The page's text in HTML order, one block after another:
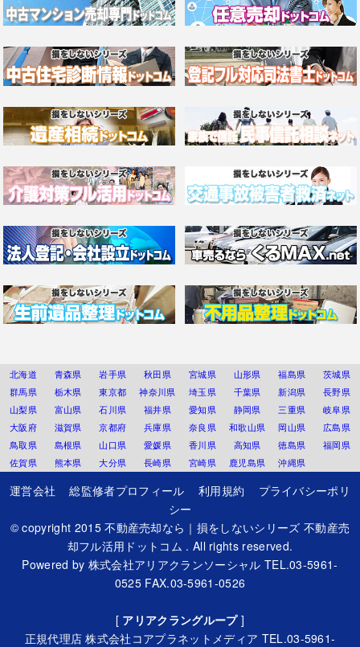
北海道 青森県 岩手県 秋田県 宮城県 山形県 福島県
茨城県
群馬県
栃木県 東京都 神奈川県 埼玉県 千葉県 新潟県
長野県
山梨県
富山県 石川県 福井県 愛知県 静岡県 三重県
岐阜県
大阪府
滋賀県 京都府 兵庫県 奈良県 和歌山県 岡山県
広島県
鳥取県
島根県 山口県 愛媛県 香川県 高知県 徳島県
福岡県
佐賀県
熊本県 大分県 長崎県 宮崎県 鹿児島県 沖縄県
運営会社 総監修者プロフィール 利用規約
プライバシーポリ
シー
© copyright 2015不動産売却なら｜損をしないシリーズ 不動産売
却フル活用ドットコム . All rights reserved.
Powered by 株式会社アリアクランソーシャル TEL.03-5961-
0525 FAX.03-5961-0526
[ アリアクラングループ]
正規代理店株式会社コアプラネットメディア TEL.03-5961-